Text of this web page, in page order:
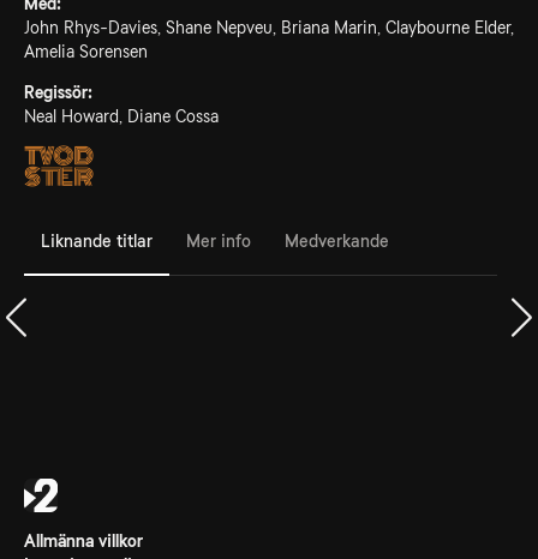
John Rhys-Davies, Shane Nepveu, Briana Marin, Claybourne Elder,
Amelia Sorensen
Regissör:
Neal Howard, Diane Cossa
Liknande titlar Mer info Medverkande
Allmänna villkor